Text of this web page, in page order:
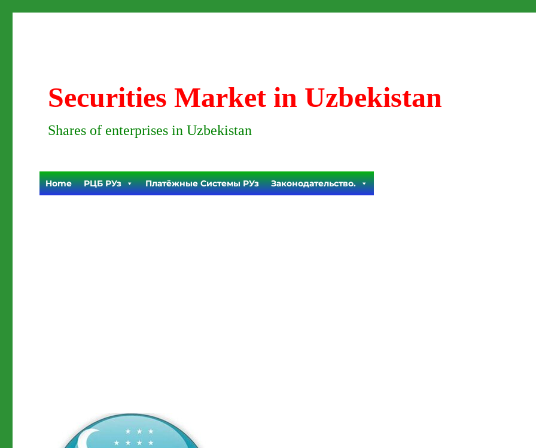
Securities Market in Uzbekistan
Shares of enterprises in Uzbekistan
Home РЦБ РУз Платёжные Системы РУз Законодательство.